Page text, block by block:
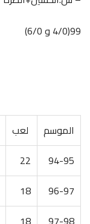
99(4/0 و 6/0)
الموسم لعب
94-95
22
96-97
18